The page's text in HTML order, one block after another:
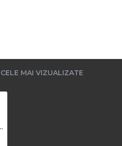
CELE MAI VIZUALIZATE
4897